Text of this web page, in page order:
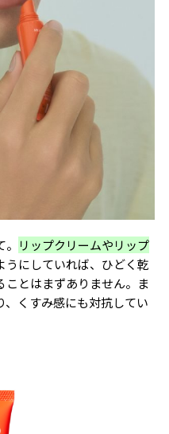
リップクリームやリップ
うにしていれば、ひどく乾
とはまずありません。ま
くすみ感にも対抗してい